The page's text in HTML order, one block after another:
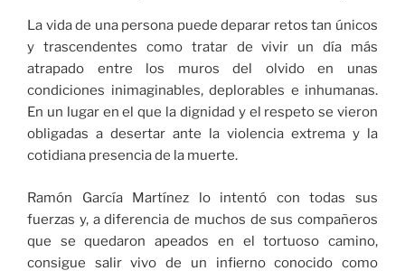
La vida de una persona puede deparar retos tan únicos
y trascendentes como tratar de vivir un día más
atrapado entre los muros del olvido en unas
condiciones inimaginables, deplorables e inhumanas.
En un lugar en el que la dignidad y el respeto se vieron
obligadas a desertar ante la violencia extrema y la
cotidiana presencia de la muerte.
Ramón García Martínez lo intentó con todas sus
fuerzas y, a diferencia de muchos de sus compañeros
que se quedaron apeados en el tortuoso camino,
consigue salir vivo de un infierno conocido como